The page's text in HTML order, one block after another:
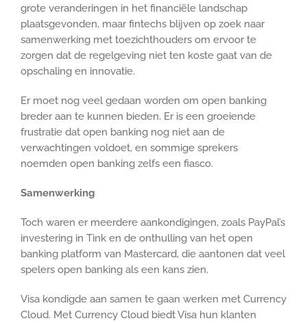
grote veranderingen in het financiële landschap
plaatsgevonden, maar fintechs blijven op zoek naar
samenwerking met toezichthouders om ervoor te
zorgen dat de regelgeving niet ten koste gaat van de
opschaling en innovatie.
Er moet nog veel gedaan worden om open banking
breder aan te kunnen bieden. Er is een groeiende
frustratie dat open banking nog niet aan de
verwachtingen voldoet, en sommige sprekers
noemden open banking zelfs een fiasco.
Samenwerking
Toch waren er meerdere aankondigingen, zoals PayPal’s
investering in Tink en de onthulling van het open
banking platform van Mastercard, die aantonen dat veel
spelers open banking als een kans zien.
Visa kondigde aan samen te gaan werken met Currency
Cloud. Met Currency Cloud biedt Visa hun klanten